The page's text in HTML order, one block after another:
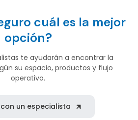
cuál es la mejor
opción?
te ayudarán a encontrar la
su espacio, productos y flujo
operativo.
un especialista